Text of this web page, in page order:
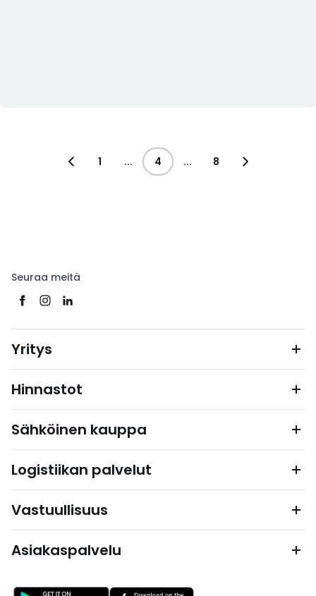
1 ... 4 ... 8
Seuraa meitä
Yritys
Hinnastot
Sähköinen kauppa
Logistiikan palvelut
Vastuullisuus
Asiakaspalvelu